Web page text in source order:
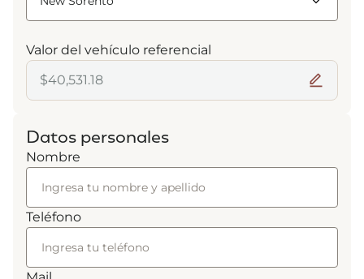
Valor del vehículo referencial
Datos personales
Nombre
Teléfono